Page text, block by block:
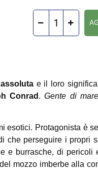
e il loro
Conrad .Gente di mare
esotici. Protagonista è
che perseguire i propri
e burrasche, di pericoli
mozzo imberbe alla